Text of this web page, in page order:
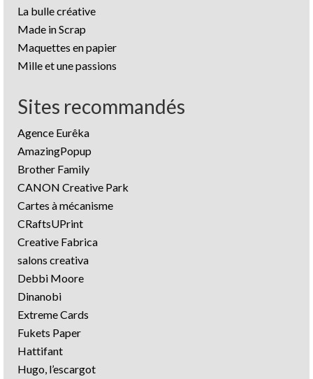
La bulle créative
Made in Scrap
Maquettes en papier
Mille et une passions
Sites recommandés
Agence Eurêka
AmazingPopup
Brother Family
CANON Creative Park
Cartes à mécanisme
CRaftsUPrint
Creative Fabrica
salons creativa
Debbi Moore
Dinanobi
Extreme Cards
Fukets Paper
Hattifant
Hugo, l’escargot